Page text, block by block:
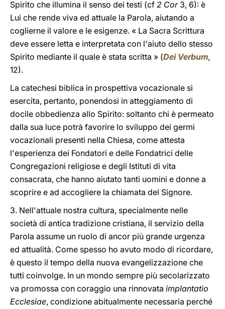
Spirito che illumina il senso dei testi (cf 2 Cor 3, 6): è
Lui che rende viva ed attuale la Parola, aiutando a
coglierne il valore e le esigenze. « La Sacra Scrittura
deve essere letta e interpretata con l'aiuto dello stesso
Spirito mediante il quale è stata scritta » (Dei Verbum,
12).
La catechesi biblica in prospettiva vocazionale si
esercita, pertanto, ponendosi in atteggiamento di
docile obbedienza allo Spirito: soltanto chi è permeato
dalla sua luce potrà favorire lo sviluppo dei germi
vocazionali presenti nella Chiesa, come attesta
l'esperienza dei Fondatori e delle Fondatrici delle
Congregazioni religiose e degli Istituti di vita
consacrata, che hanno aiutato tanti uomini e donne a
scoprire e ad accogliere la chiamata del Signore.
3. Nell'attuale nostra cultura, specialmente nelle
società di antica tradizione cristiana, il servizio della
Parola assume un ruolo di ancor più grande urgenza
ed attualità. Come spesso ho avuto modo di ricordare,
è questo il tempo della nuova evangelizzazione che
tutti coinvolge. In un mondo sempre più secolarizzato
va promossa con coraggio una rinnovata implantatio
Ecclesiae, condizione abitualmente necessaria perché